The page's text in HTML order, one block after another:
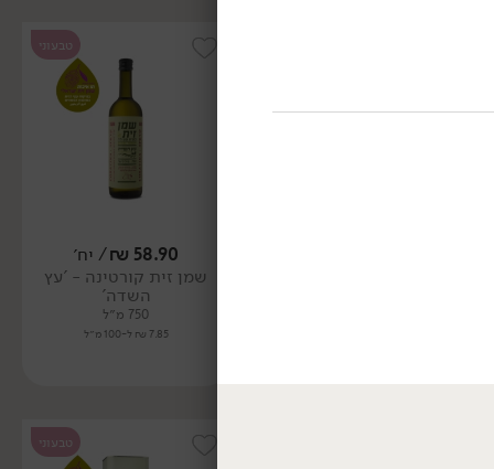
טבעוני
58.90
₪/ יח׳
שמן זית קורטינה - 'עץ
השדה'
750 מ״ל
7.85 ₪ ל-100 מ״ל
טבעוני